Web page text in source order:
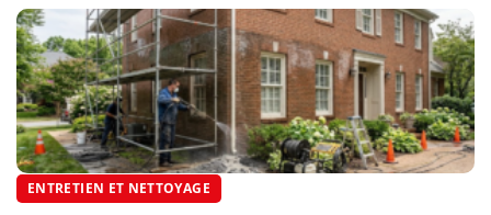
ENTRETIEN ET NETTOYAGE